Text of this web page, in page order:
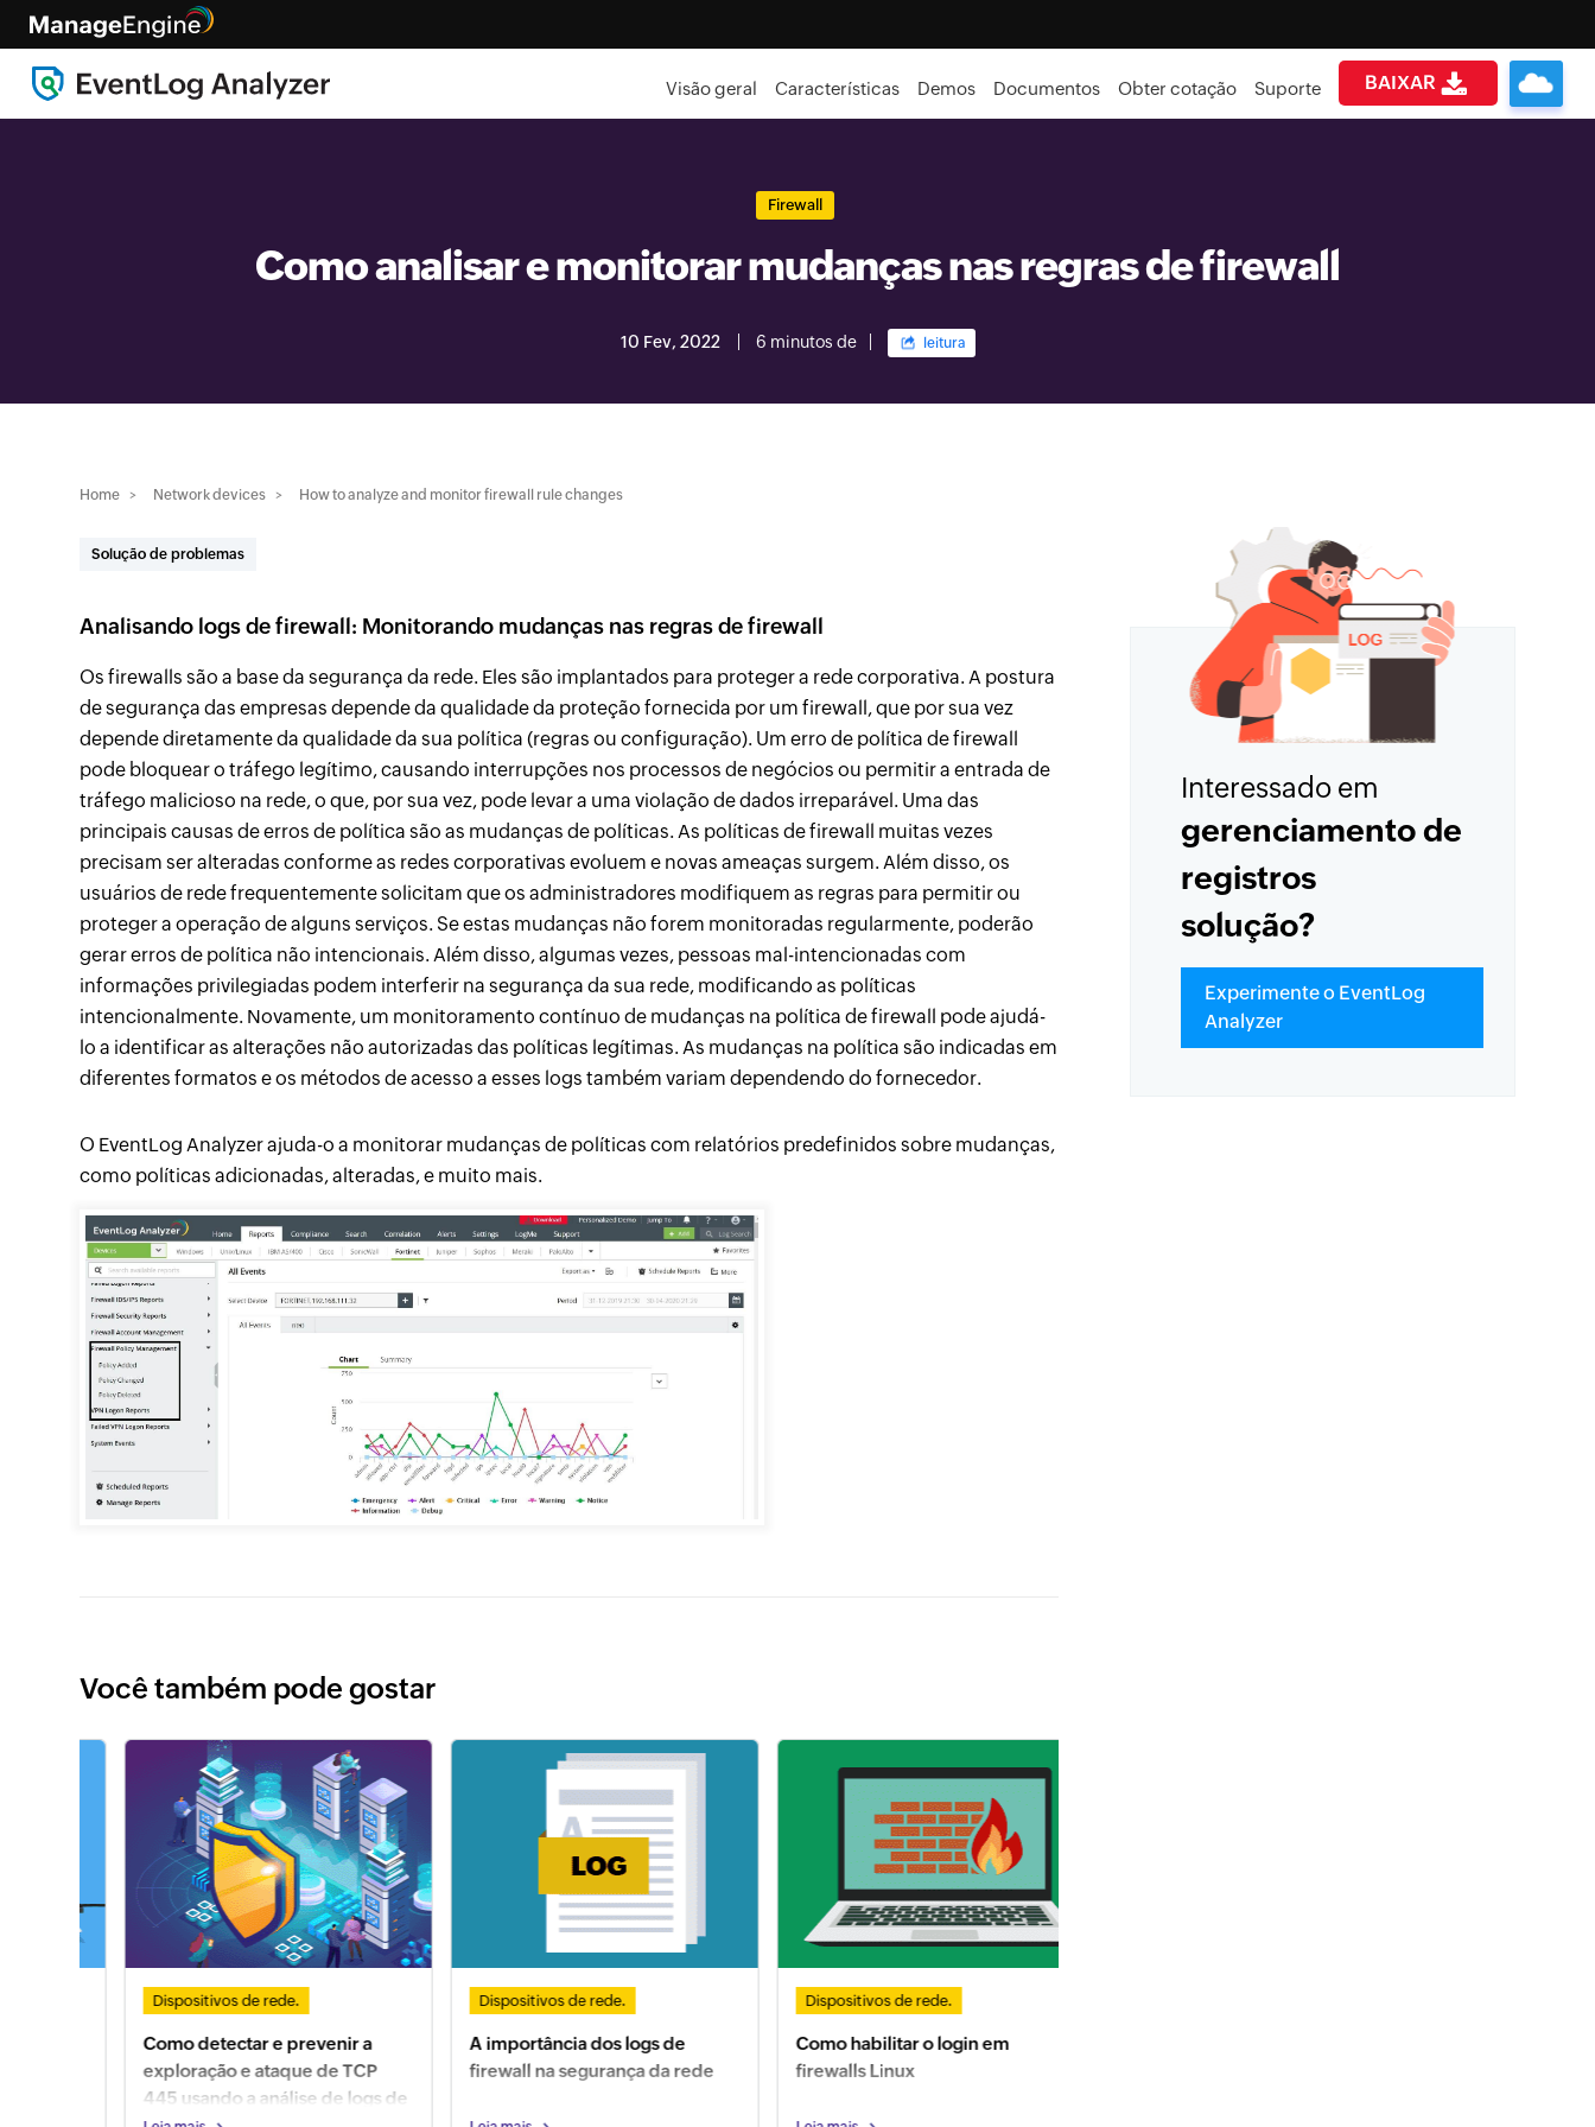
BAIXAR
Visão geral Características Demos Documentos Obter cotação Suporte
Firewall
Como analisar e monitorar mudanças nas regras de firewall
10 Fev, 2022 6 minutos de leitura
Home Network devices How to analyze and monitor firewall rule changes
Solução de problemas
Analisando logs de firewall: Monitorando mudanças nas regras de firewall
Os firewalls são a base da segurança da rede. Eles são implantados para proteger a rede corporativa. A postura
de segurança das empresas depende da qualidade da proteção fornecida por um firewall, que por sua vez
depende diretamente da qualidade da sua política (regras ou configuração). Um erro de política de firewall
pode bloquear o tráfego legítimo, causando interrupções nos processos de negócios ou permitir a entrada de
tráfego malicioso na rede, o que, por sua vez, pode levar a uma violação de dados irreparável. Uma das
principais causas de erros de política são as mudanças de políticas. As políticas de firewall muitas vezes
precisam ser alteradas conforme as redes corporativas evoluem e novas ameaças surgem. Além disso, os
usuários de rede frequentemente solicitam que os administradores modifiquem as regras para permitir ou
proteger a operação de alguns serviços. Se estas mudanças não forem monitoradas regularmente, poderão
gerar erros de política não intencionais. Além disso, algumas vezes, pessoas mal-intencionadas com
informações privilegiadas podem interferir na segurança da sua rede, modificando as políticas
intencionalmente. Novamente, um monitoramento contínuo de mudanças na política de firewall pode ajudá-
lo a identificar as alterações não autorizadas das políticas legítimas. As mudanças na política são indicadas em
diferentes formatos e os métodos de acesso a esses logs também variam dependendo do fornecedor.
O EventLog Analyzer ajuda-o a monitorar mudanças de políticas com relatórios predefinidos sobre mudanças,
como políticas adicionadas, alteradas, e muito mais.
Você também pode gostar
Dispositivos de rede.
Como detectar e prevenir a
exploração e ataque de TCP
445 usando a análise de logs de
Dispositivos de rede.
A importância dos logs de
firewall na segurança da rede
Dispositivos de rede.
Como habilitar o login em
firewalls Linux
Interessado em
gerenciamento de
registros
solução?
Experimente o EventLog
Analyzer